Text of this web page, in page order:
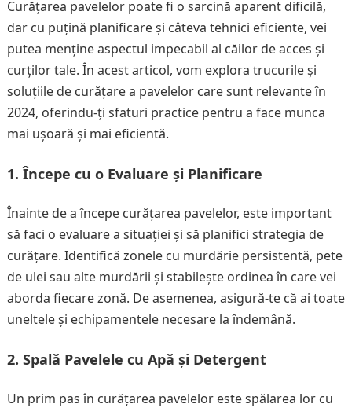
Curățarea pavelelor poate fi o sarcină aparent dificilă,
dar cu puțină planificare și câteva tehnici eficiente, vei
putea menține aspectul impecabil al căilor de acces și
curților tale. În acest articol, vom explora trucurile și
soluțiile de curățare a pavelelor care sunt relevante în
2024, oferindu-ți sfaturi practice pentru a face munca
mai ușoară și mai eficientă.
1. Începe cu o Evaluare și Planificare
Înainte de a începe curățarea pavelelor, este important
să faci o evaluare a situației și să planifici strategia de
curățare. Identifică zonele cu murdărie persistentă, pete
de ulei sau alte murdării și stabilește ordinea în care vei
aborda fiecare zonă. De asemenea, asigură-te că ai toate
uneltele și echipamentele necesare la îndemână.
2. Spală Pavelele cu Apă și Detergent
Un prim pas în curățarea pavelelor este spălarea lor cu